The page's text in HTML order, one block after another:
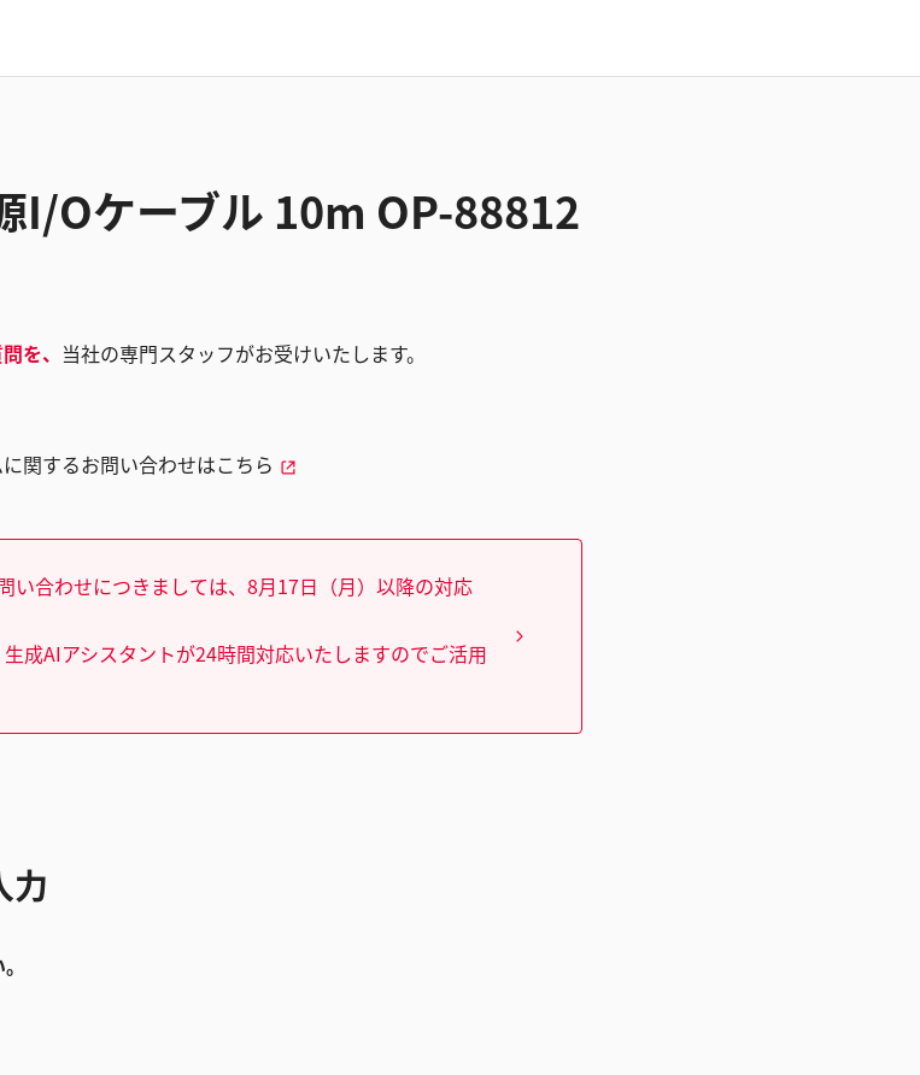
I/Oケーブル 10m OP-88812
を、 当社の専門スタッフがお受けいたします。
関するお問い合わせはこちら
い合わせにつきましては、8月17日（月）以降の対応
成AIアシスタントが24時間対応いたしますのでご活用
力